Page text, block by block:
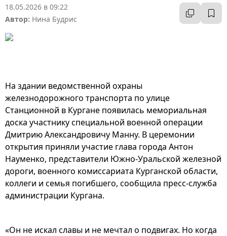
18.05.2026 в 09:22
Автор: Нина Будрис
На здании ведомственной охраны
железнодорожного транспорта по улице
Станционной в Кургане появилась мемориальная
доска участнику специальной военной операции
Дмитрию Александровичу Манну. В церемонии
открытия приняли участие глава города Антон
Науменко, представители Южно-Уральской железной
дороги, военного комиссариата Курганской области,
коллеги и семья погибшего, сообщила пресс-служба
администрации Кургана.
«Он не искал славы и не мечтал о подвигах. Но когда